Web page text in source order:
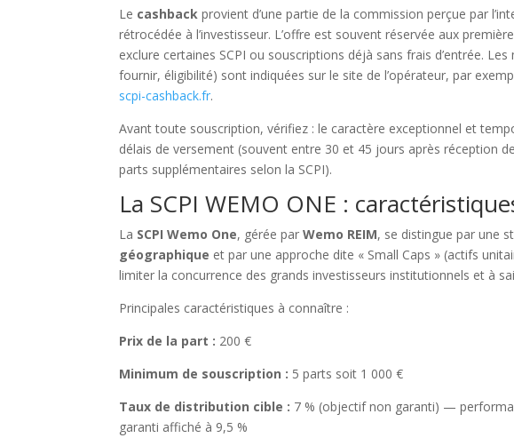
Le cashback provient d’une partie de la commission perçue par
rétrocédée à l’investisseur. L’offre est souvent réservée aux
exclure certaines SCPI ou souscriptions déjà sans frais d’entrée.
fournir, éligibilité) sont indiquées sur le site de l’opérateur, par
scpi-cashback.fr.
Avant toute souscription, vérifiez : le caractère exceptionnel et
délais de versement (souvent entre 30 et 45 jours après réception
parts supplémentaires selon la SCPI).
La SCPI WEMO ONE :
La SCPI Wemo One, gérée parWemo REIM, se distingue par une
géographique et par une approche dite « Small Caps » (actifs
limiter la concurrence des grands investisseurs institutionnels et à
Principales caractéristiques à connaître :
Prix de la part : 200 €
Minimum de souscription : 5 parts soit 1 000 €
Taux de distribution cible : 7 % (objectif non garanti) —
garanti affiché à 9,5 %